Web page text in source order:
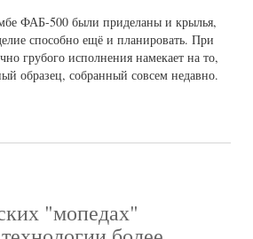
ФАБ-500 были приделаны и крылья,
способно ещё и планировать. При
грубого исполнения намекает на то,
образец, собранный совсем недавно.
"мопедах"